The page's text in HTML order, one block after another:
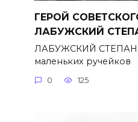
ГЕРОЙ
ЛАБУЖСКИЙ
ЛАБУЖСКИЙ СТЕПАН
маленьких ручейков
0 125